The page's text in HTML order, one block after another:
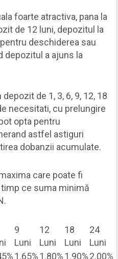
foarte atractiva, pana la
de 12 luni, depozitul la
deschiderea sau
depozitul a ajuns la
de 1, 3, 6, 9, 12, 18
necesitati, cu prelungire
opta pentru
astfel astiguri
dobanzii acumulate.
care poate fi
ce suma minimă
9
Luni
12
Luni
18
Luni
24
Luni
1.65%1.80%1.90%2.00%